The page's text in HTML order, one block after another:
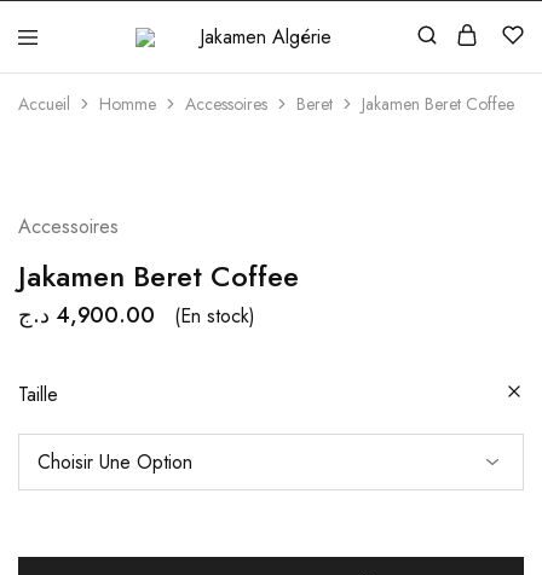
Jakamen
Algérie
Accueil Homme Accessoires Beret Jakamen Beret Coffee
Accessoires
Jakamen Beret Coffee
4,900.00 د.ج (En stock)
Taille